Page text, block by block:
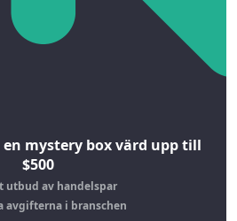
en mystery box värd upp till
$500
utbud av handelspar
avgifterna i branschen